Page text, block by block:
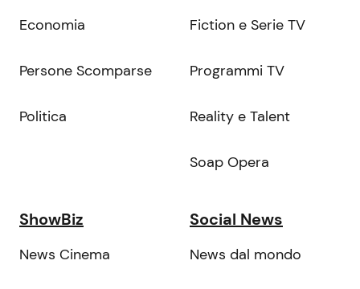
Economia
Persone Scomparse
Politica
Fiction e Serie TV
Programmi TV
Reality e Talent
Soap Opera
ShowBiz
News Cinema
Social News
News dal mondo